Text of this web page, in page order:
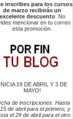
inscribes para los cursos
de marzo recibirás un
excelente descuento. No
mencionar en tu correo
esta promoción.
19 DE ABRIL Y 3 DE
MAYO!
de inscripciones: Hasta
de abril para el primero, y
el 29 de abril para el otro